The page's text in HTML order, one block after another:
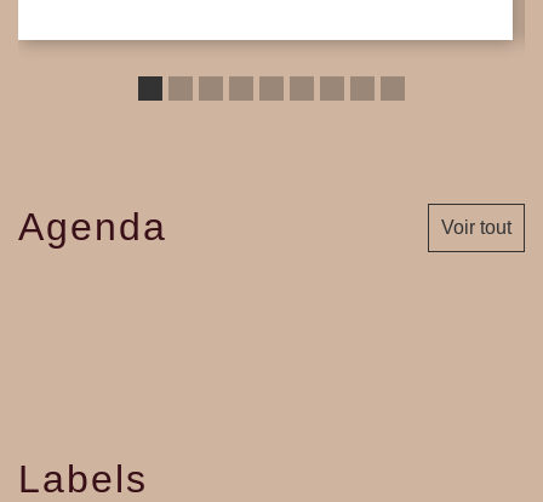
Agenda Voir tout
Labels